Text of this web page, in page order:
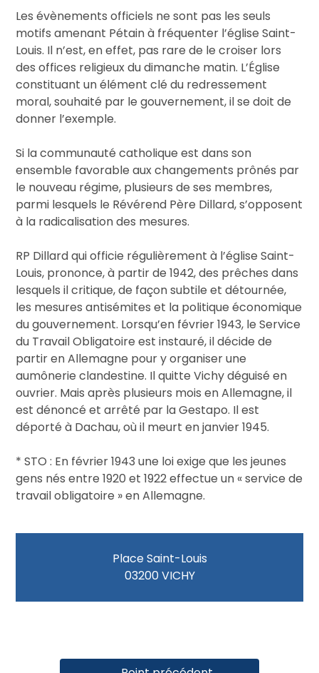
Les évènements officiels ne sont pas les seuls
motifs amenant Pétain à fréquenter l’église Saint-
Louis. Il n’est, en effet, pas rare de le croiser lors
des offices religieux du dimanche matin. L’Église
constituant un élément clé du redressement
moral, souhaité par le gouvernement, il se doit de
donner l’exemple.
Si la communauté catholique est dans son
ensemble favorable aux changements prônés par
le nouveau régime, plusieurs de ses membres,
parmi lesquels le Révérend Père Dillard, s’opposent
à la radicalisation des mesures.
RP Dillard qui officie régulièrement à l’église Saint-
Louis, prononce, à partir de 1942, des prêches dans
lesquels il critique, de façon subtile et détournée,
les mesures antisémites et la politique économique
du gouvernement. Lorsqu’en février 1943, le Service
du Travail Obligatoire est instauré, il décide de
partir en Allemagne pour y organiser une
aumônerie clandestine. Il quitte Vichy déguisé en
ouvrier. Mais après plusieurs mois en Allemagne, il
est dénoncé et arrêté par la Gestapo. Il est
déporté à Dachau, où il meurt en janvier 1945.
* STO : En février 1943 une loi exige que les jeunes
gens nés entre 1920 et 1922 effectue un « service de
travail obligatoire » en Allemagne.
Place Saint-Louis
03200 VICHY